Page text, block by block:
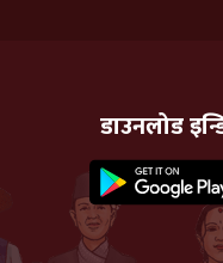
डाउनलोड